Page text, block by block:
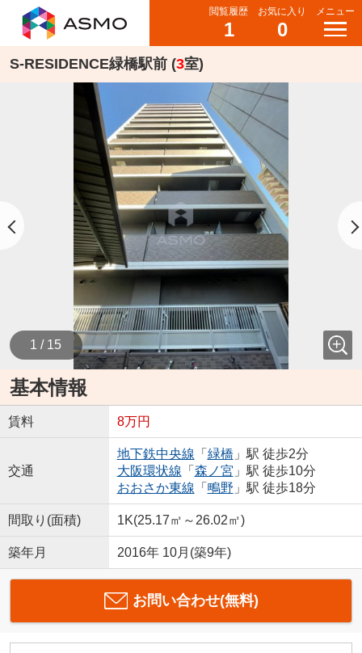
閲覧履歴
1
お気に入り
0
メニュー
S-RESIDENCE緑橋駅前 (3室)
1 / 15
基本情報
賃料 8万円
交通
地下鉄中央線 「 緑橋 」駅 徒歩2分
大阪環状線 「 森ノ宮 」駅 徒歩10分
おおさか東線 「 鴫野 」駅 徒歩18分
間取り(面積) 1K(25.17㎡～26.02㎡)
築年月 2016年 10月(築9年)
お問い合わせ(無料)